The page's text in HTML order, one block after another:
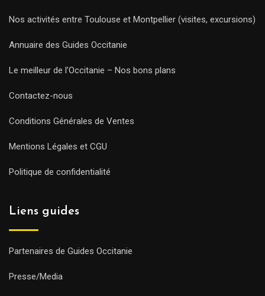
Nos activités entre Toulouse et Montpellier (visites, excursions)
Annuaire des Guides Occitanie
Le meilleur de l’Occitanie – Nos bons plans
Contactez-nous
Conditions Générales de Ventes
Mentions Légales et CGU
Politique de confidentialité
Liens guides
Partenaires de Guides Occitanie
Presse/Media